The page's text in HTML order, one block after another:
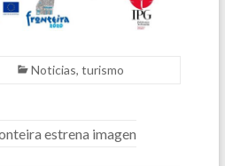
Noticias, turismo
estrena imagen